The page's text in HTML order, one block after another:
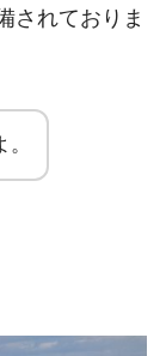
されておりま